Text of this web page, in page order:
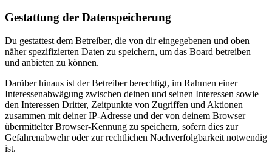
Gestattung der Datenspeicherung
Du gestattest dem Betreiber, die von dir eingegebenen und oben
näher spezifizierten Daten zu speichern, um das Board betreiben
und anbieten zu können.
Darüber hinaus ist der Betreiber berechtigt, im Rahmen einer
Interessenabwägung zwischen deinen und seinen Interessen sowie
den Interessen Dritter, Zeitpunkte von Zugriffen und Aktionen
zusammen mit deiner IP-Adresse und der von deinem Browser
übermittelter Browser-Kennung zu speichern, sofern dies zur
Gefahrenabwehr oder zur rechtlichen Nachverfolgbarkeit notwendig
ist.